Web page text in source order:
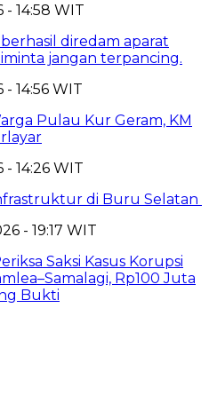
14:58 WIT
diredam aparat
jangan terpancing.
14:56 WIT
Pulau Kur Geram, KM
14:26 WIT
di Buru Selatan
- 19:17 WIT
Saksi Kasus Korupsi
Rp100 Juta
Bukti